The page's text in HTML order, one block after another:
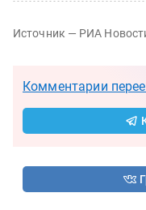
Источник — РИА
Комментарии